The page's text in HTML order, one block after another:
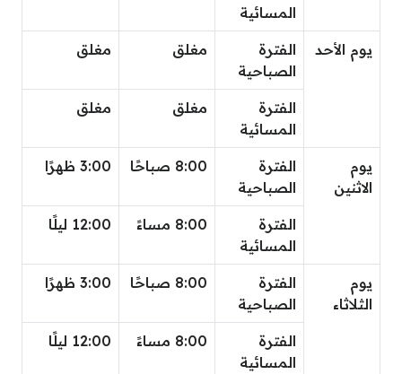
المسائية
يوم الأحد
الفترة
الصباحية
مغلق مغلق
الفترة
المسائية
مغلق مغلق
يوم
الاثنين
الفترة
الصباحية
8:00 صباحًا 3:00 ظهرًا
الفترة
المسائية
8:00 مساءً 12:00 ليلًا
يوم
الثلاثاء
الفترة
الصباحية
8:00 صباحًا 3:00 ظهرًا
الفترة
المسائية
8:00 مساءً 12:00 ليلًا